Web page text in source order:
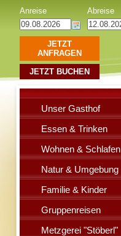
Unser Gasthof
Essen & Trinken
Wohnen & Schlafen
Natur & Umgebung
Familie & Kinder
Gruppenreisen
Metzgerei "Stöberl"
Anreise Abreise
JETZT
ANFRAGEN
JETZT BUCHEN